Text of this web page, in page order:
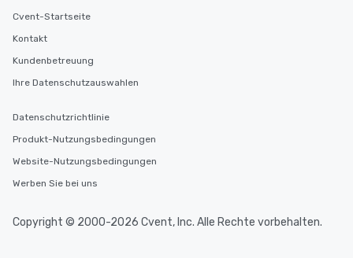
Cvent-Startseite
Kontakt
Kundenbetreuung
Ihre Datenschutzauswahlen
Datenschutzrichtlinie
Produkt-Nutzungsbedingungen
Website-Nutzungsbedingungen
Werben Sie bei uns
Copyright © 2000-2026 Cvent, Inc. Alle Rechte vorbehalten.